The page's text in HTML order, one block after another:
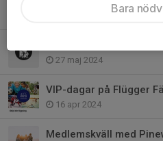
27 maj 2024
VIP-dagar på Flügger
16 apr 2024
Medlemskväll med
Bara